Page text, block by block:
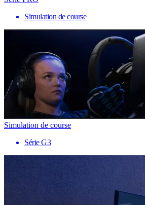
Simulation de course
Simulation de course
Série G3